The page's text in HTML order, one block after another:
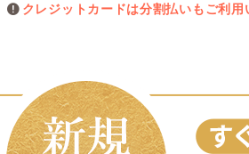
クレジットカードは分割払いもご利